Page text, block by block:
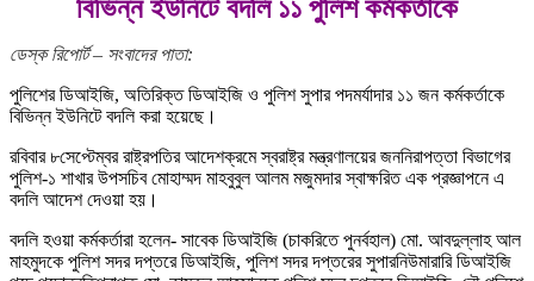
বিভিন্ন ইউনিটে বদলি ১১ পুলিশ কর্মকর্তাকে
ডেস্ক রিপোর্ট – সংবাদের পাতা:
পুলিশের ডিআইজি, অতিরিক্ত ডিআইজি ও পুলিশ সুপার পদমর্যাদার ১১ জন কর্মকর্তাকে
বিভিন্ন ইউনিটে বদলি করা হয়েছে।
রবিবার ৮সেপ্টেম্বর রাষ্ট্রপতির আদেশক্রমে স্বরাষ্ট্র মন্ত্রণালয়ের জননিরাপত্তা বিভাগের
পুলিশ-১ শাখার উপসচিব মোহাম্মদ মাহবুবুল আলম মজুমদার স্বাক্ষরিত এক প্রজ্ঞাপনে এ
বদলি আদেশ দেওয়া হয়।
বদলি হওয়া কর্মকর্তারা হলেন- সাবেক ডিআইজি (চাকরিতে পুনর্বহাল) মো. আবদুল্লাহ আল
মাহমুদকে পুলিশ সদর দপ্তরে ডিআইজি, পুলিশ সদর দপ্তরের সুপারনিউমারারি ডিআইজি